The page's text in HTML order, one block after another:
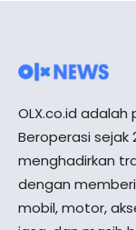
OLX.co.id
Beroperasi sejak
menghadirkan
dengan
mobil, motor,